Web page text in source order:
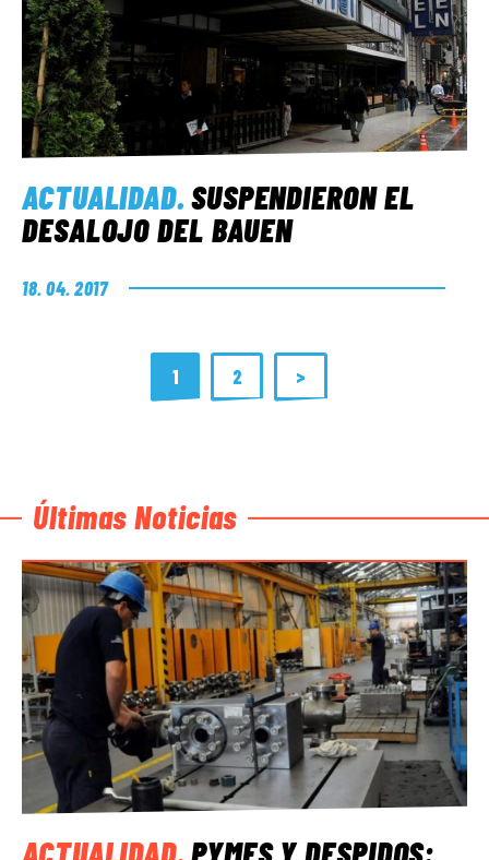
ACTUALIDAD.SUSPENDIERON EL
DESALOJO DEL BAUEN
18. 04. 2017
1 2 >
Últimas Noticias
ACTUALIDAD.PYMES Y DESPIDOS: